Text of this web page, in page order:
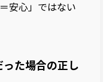
安心」ではない
た場合の正し